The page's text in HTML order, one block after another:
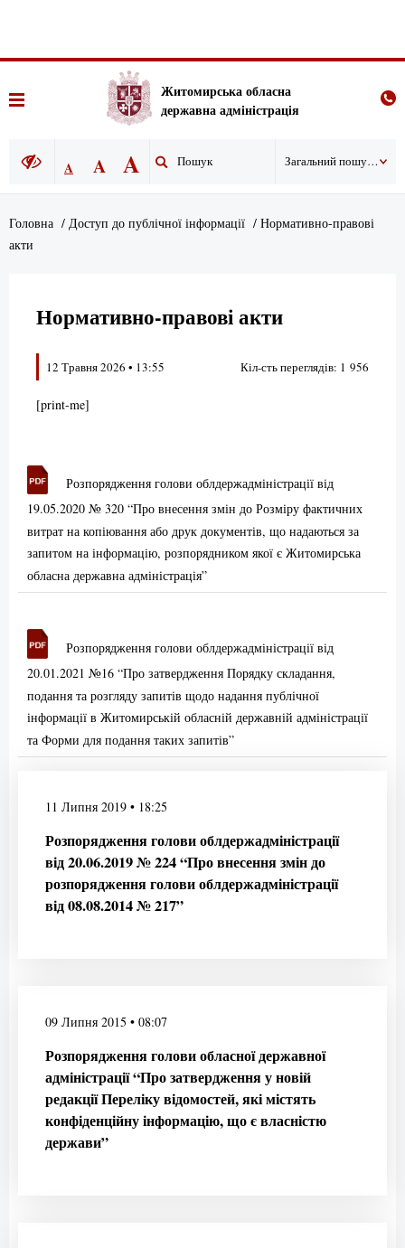
Житомирська обласна
державна адміністрація
A A A Загальний пошук по сайту
Головна / Доступ до публічної інформації / Нормативно-правові
акти
Нормативно-правові акти
12 Травня 2026 • 13:55 Кіл-сть переглядів: 1 956
[print-me]
Розпорядження голови облдержадміністрації від
19.05.2020 № 320 “Про внесення змін до Розміру фактичних
витрат на копіювання або друк документів, що надаються за
запитом на інформацію, розпорядником якої є Житомирська
обласна державна адміністрація”
Розпорядження голови облдержадміністрації від
20.01.2021 №16 “Про затвердження Порядку складання,
подання та розгляду запитів щодо надання публічної
інформації в Житомирській обласній державній адміністрації
та Форми для подання таких запитів”
11 Липня 2019 • 18:25
Розпорядження голови облдержадміністрації
від 20.06.2019 № 224 “Про внесення змін до
розпорядження голови облдержадміністрації
від 08.08.2014 № 217”
09 Липня 2015 • 08:07
Розпорядження голови обласної державної
адміністрації “Про затвердження у новій
редакції Переліку відомостей, які містять
конфіденційну інформацію, що є власністю
держави”